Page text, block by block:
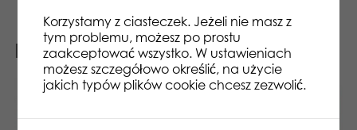
Podobne produkty
Korzystamy z ciasteczek. Jeżeli nie masz z
tym problemu, możesz po prostu
zaakceptować wszystko. W ustawieniach
możesz szczegółowo określić, na użycie
jakich typów plików cookie chcesz zezwolić.